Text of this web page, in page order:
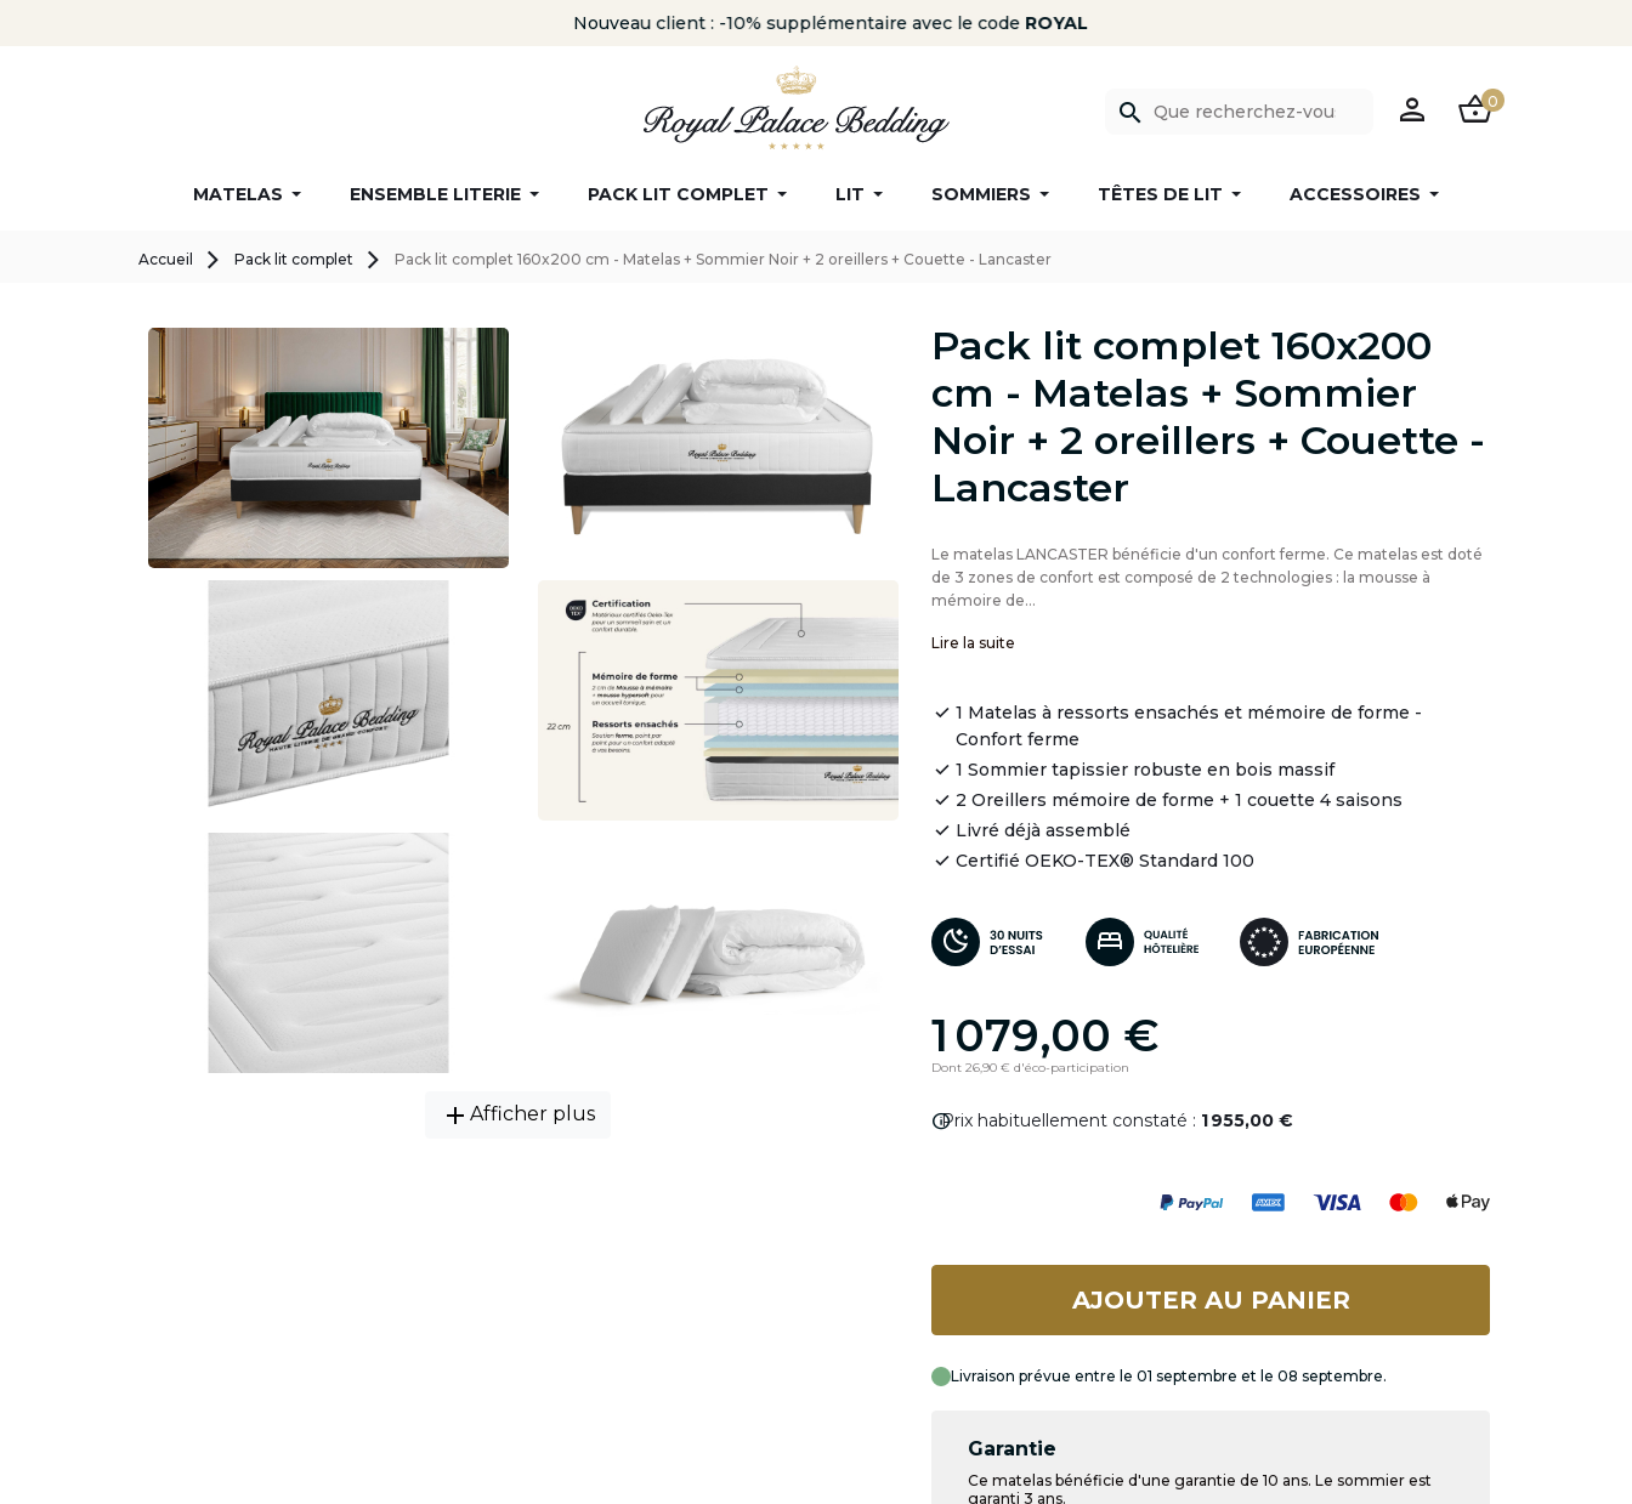
Nouveau client : -10% supplémentaire avec le codeROYAL
search PERSON SHOPPING_BASKET0
MATELAS ENSEMBLE LITERIE PACK LIT COMPLET LIT SOMMIERS TÊTES DE LIT ACCESSOIRES
Accueil Pack lit complet Pack lit complet 160x200 cm - Matelas + Sommier Noir + 2 oreillers + Couette - Lancaster
add Afficher plus
Pack lit complet 160x200
cm - Matelas + Sommier
Noir + 2 oreillers + Couette -
Lancaster
Le matelas LANCASTER bénéficie d'un confort ferme. Ce matelas est doté
de 3 zones de confort est composé de 2 technologies : la mousse à
mémoire de...
Lire la suite
1 Matelas à ressorts ensachés et mémoire de forme -
Confort ferme
1 Sommier tapissier robuste en bois massif
2 Oreillers mémoire de forme + 1 couette 4 saisons
Livré déjà assemblé
Certifié OEKO-TEX® Standard 100
1 079,00 €
Dont 26,90 € d'éco-participation
infoPrix habituellement constaté : 1 955,00 €
AJOUTER AU PANIER
Livraison prévue entre le 01 septembre et le 08 septembre.
Garantie
Ce matelas bénéficie d'une garantie de 10 ans. Le sommier est
garanti 3 ans.